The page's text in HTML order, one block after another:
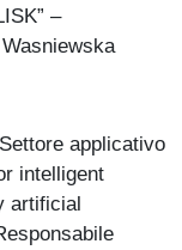
–
applicativo
intelligent
artificial